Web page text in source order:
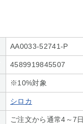
AA0033-52741-P
4589919845507
※10%対象
シロカ
ご注文から通常4～7